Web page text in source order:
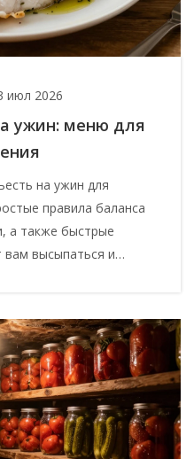
июл 2026
ужин: меню для
на ужин для
правила баланса
а также быстрые
высыпаться и